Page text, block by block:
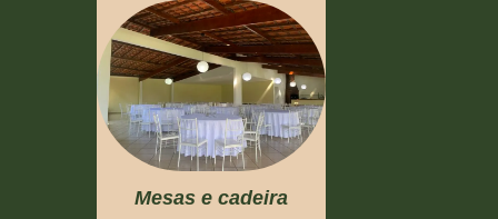
Mesas e cadeira